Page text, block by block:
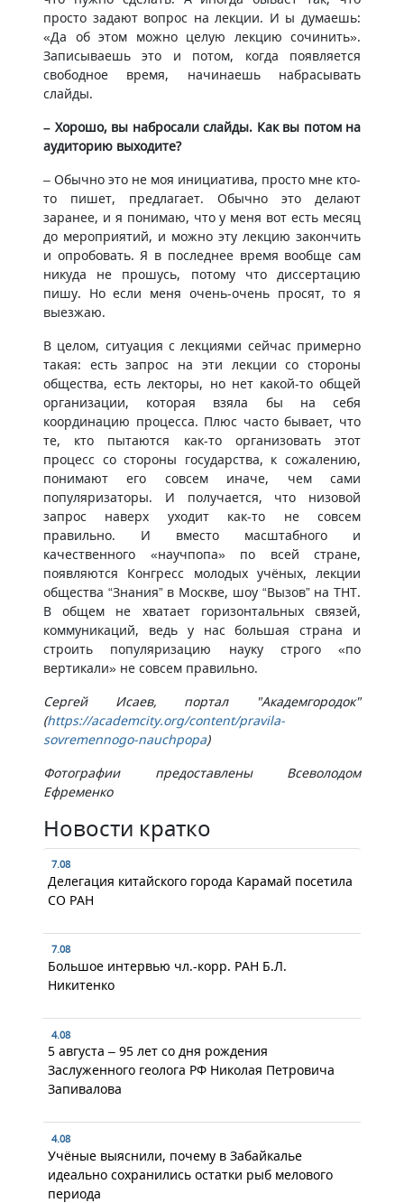
просто задают вопрос на лекции. И ы думаешь:
«Да об этом можно целую лекцию сочинить».
Записываешь это и потом, когда появляется
свободное время, начинаешь набрасывать
слайды.
– Хорошо, вы набросали слайды. Как вы потом на
аудиторию выходите?
– Обычно это не моя инициатива, просто мне кто-
то пишет, предлагает. Обычно это делают
заранее, и я понимаю, что у меня вот есть месяц
до мероприятий, и можно эту лекцию закончить
и опробовать. Я в последнее время вообще сам
никуда не прошусь, потому что диссертацию
пишу. Но если меня очень-очень просят, то я
выезжаю.
В целом, ситуация с лекциями сейчас примерно
такая: есть запрос на эти лекции со стороны
общества, есть лекторы, но нет какой-то общей
организации, которая взяла бы на себя
координацию процесса. Плюс часто бывает, что
те, кто пытаются как-то организовать этот
процесс со стороны государства, к сожалению,
понимают его совсем иначе, чем сами
популяризаторы. И получается, что низовой
запрос наверх уходит как-то не совсем
правильно. И вместо масштабного и
качественного «научпопа» по всей стране,
появляются Конгресс молодых учёных, лекции
общества “Знания” в Москве, шоу “Вызов” на ТНТ.
В общем не хватает горизонтальных связей,
коммуникаций, ведь у нас большая страна и
строить популяризацию науку строго «по
вертикали» не совсем правильно.
Сергей Исаев, портал "Академгородок"
(https://academcity.org/content/pravila-
sovremennogo-nauchpopa)
Фотографии предоставлены Всеволодом
Ефременко
Новости кратко
7.08
Делегация китайского города Карамай посетила
СО РАН
7.08
Большое интервью чл.-корр. РАН Б.Л.
Никитенко
4.08
5 августа – 95 лет со дня рождения
Заслуженного геолога РФ Николая Петровича
Запивалова
4.08
Учёные выяснили, почему в Забайкалье
идеально сохранились остатки рыб мелового
периода